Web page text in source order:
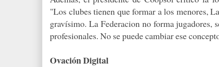
"Los clubes tienen que formar a los menores,
gravísimo. La Federacion no forma jugadores,
profesionales. No se puede cambiar ese
Ovación Digital